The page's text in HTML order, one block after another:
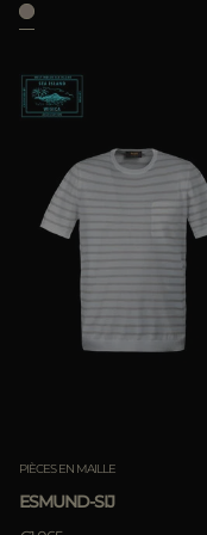
PIÈCES EN MAILLE
ESMUND-SIJ